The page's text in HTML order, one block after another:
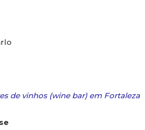
de vinhos (wine bar) em Fortaleza